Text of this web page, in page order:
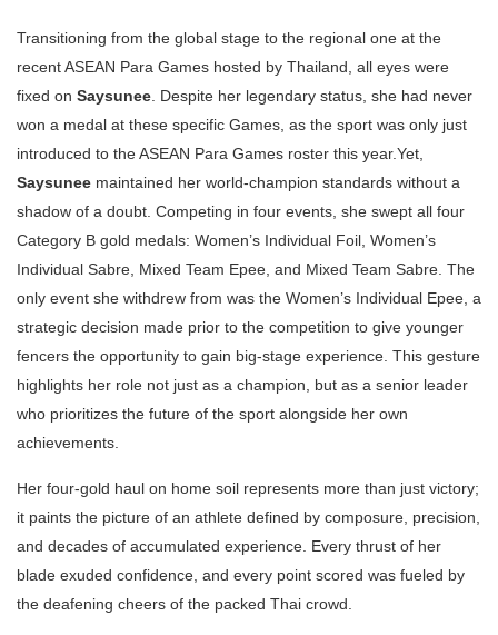
Transitioning from the global stage to the regional one at the
recent ASEAN Para Games hosted by Thailand, all eyes were
fixed on Saysunee. Despite her legendary status, she had never
won a medal at these specific Games, as the sport was only just
introduced to the ASEAN Para Games roster this year.Yet,
Saysunee maintained her world-champion standards without a
shadow of a doubt. Competing in four events, she swept all four
Category B gold medals: Women’s Individual Foil, Women’s
Individual Sabre, Mixed Team Epee, and Mixed Team Sabre. The
only event she withdrew from was the Women’s Individual Epee, a
strategic decision made prior to the competition to give younger
fencers the opportunity to gain big-stage experience. This gesture
highlights her role not just as a champion, but as a senior leader
who prioritizes the future of the sport alongside her own
achievements.
Her four-gold haul on home soil represents more than just victory;
it paints the picture of an athlete defined by composure, precision,
and decades of accumulated experience. Every thrust of her
blade exuded confidence, and every point scored was fueled by
the deafening cheers of the packed Thai crowd.